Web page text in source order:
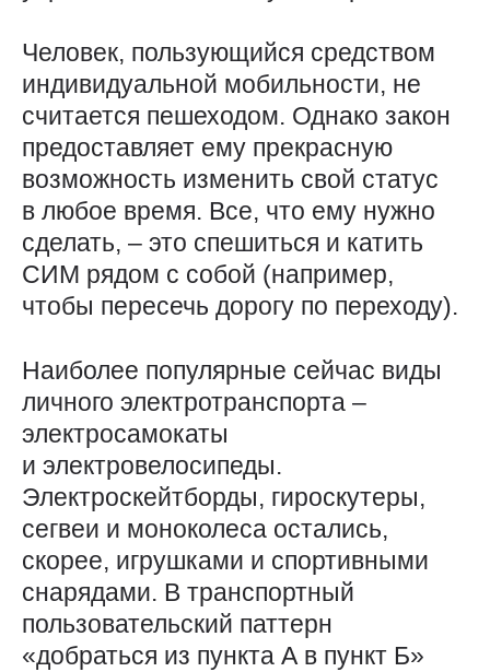
Человек, пользующийся средством
индивидуальной мобильности, не
считается пешеходом. Однако закон
предоставляет ему прекрасную
возможность изменить свой статус
в любое время. Все, что ему нужно
сделать, – это спешиться и катить
СИМ рядом с собой (например,
чтобы пересечь дорогу по переходу).
Наиболее популярные сейчас виды
личного электротранспорта –
электросамокаты
и электровелосипеды.
Электроскейтборды, гироскутеры,
сегвеи и моноколеса остались,
скорее, игрушками и спортивными
снарядами. В транспортный
пользовательский паттерн
«добраться из пункта А в пункт Б»